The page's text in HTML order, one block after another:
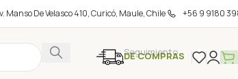
Manso De Velasco 410, Curicó, Maule, Chile +56 9 9180
Seguimiento
DE COMPRAS